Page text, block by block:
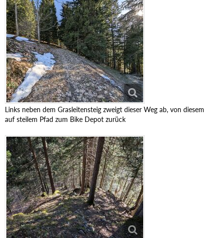
Links neben dem Grasleitensteig zweigt dieser Weg ab, von diesem
auf steilem Pfad zum Bike Depot zurück